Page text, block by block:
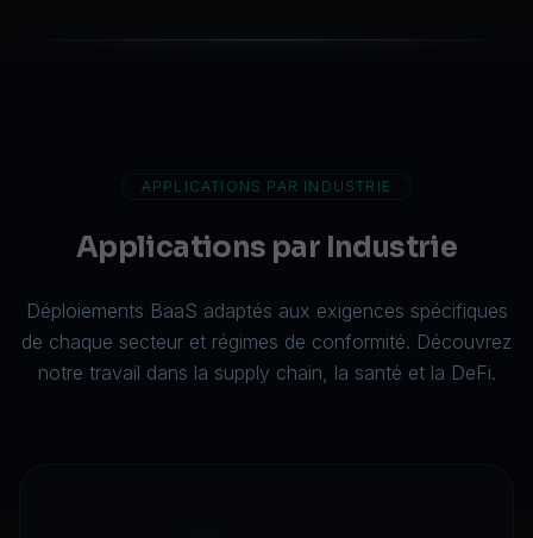
APPLICATIONS PAR INDUSTRIE
Applications par Industrie
Déploiements BaaS adaptés aux exigences spécifiques
de chaque secteur et régimes de conformité. Découvrez
notre travail dans la supply chain, la santé et la DeFi.